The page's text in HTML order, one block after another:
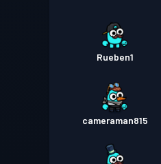
Rueben1
cameraman815